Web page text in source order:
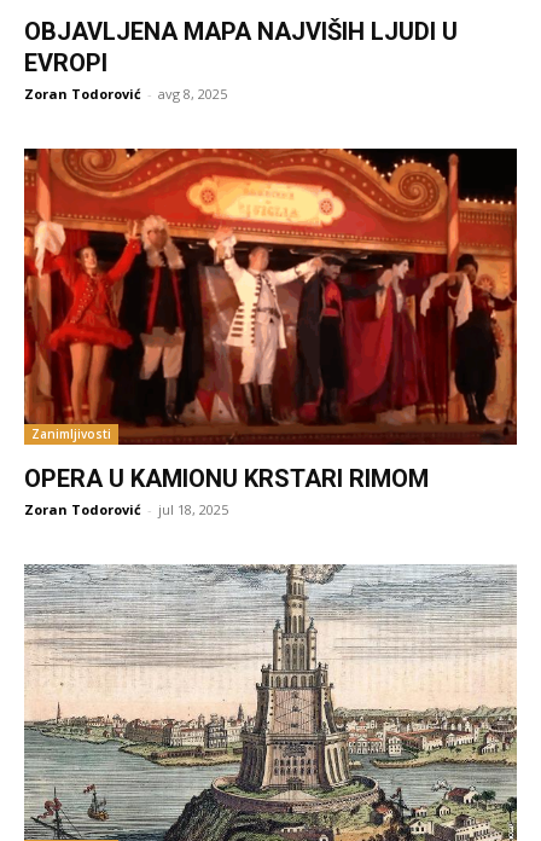
OBJAVLJENA MAPA NAJVIŠIH LJUDI U
EVROPI
Zoran Todorović - avg 8, 2025
Zanimljivosti
OPERA U KAMIONU KRSTARI RIMOM
Zoran Todorović - jul 18, 2025